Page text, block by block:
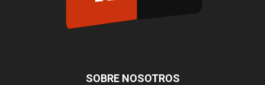
SOBRE NOSOTROS